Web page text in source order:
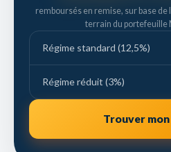
remboursés en remise, sur base
terrain du portefeuille
Régime standard (12,5%)
Régime réduit (3%)
Trouver